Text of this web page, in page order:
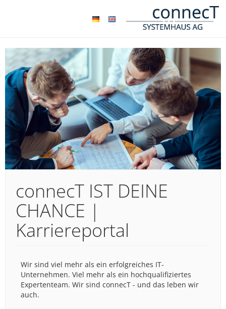
connecT IST DEINE
CHANCE |
Karriereportal
Wir sind viel mehr als ein erfolgreiches IT-
Unternehmen. Viel mehr als ein hochqualifiziertes
Expertenteam. Wir sind connecT - und das leben wir
auch.